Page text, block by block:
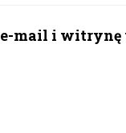
e-mail i